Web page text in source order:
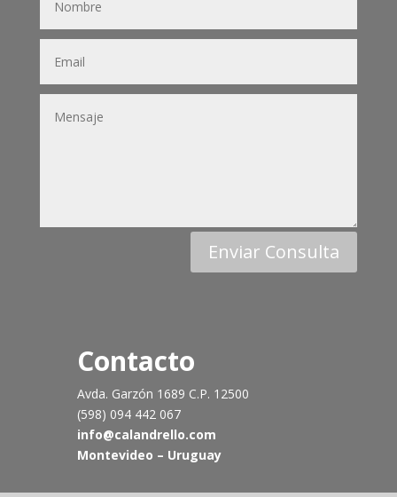
Enviar Consulta
Contacto
Avda. Garzón 1689 C.P. 12500
(598) 094 442 067
info@calandrello.com
Montevideo – Uruguay